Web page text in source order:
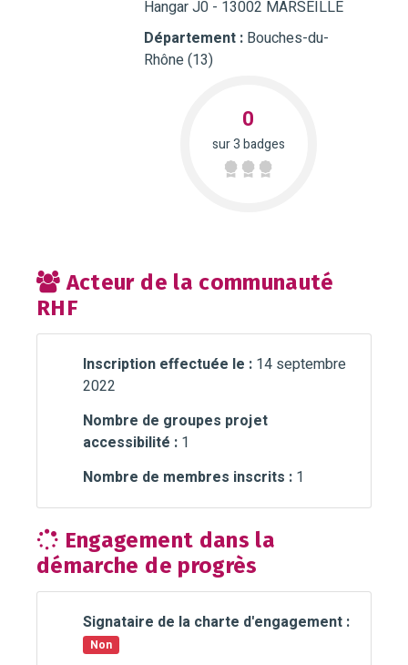
Hangar J0 - 13002 MARSEILLE
Département : Bouches-du-
Rhône (13)
0
sur 3 badges
Acteur de la communauté
RHF
Inscription effectuée le : 14 septembre
2022
Nombre de groupes projet
accessibilité : 1
Nombre de membres inscrits : 1
Engagement dans la
démarche de progrès
Signataire de la charte d'engagement :
Non